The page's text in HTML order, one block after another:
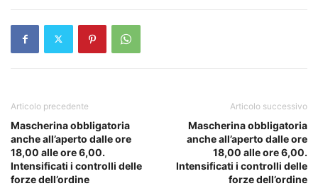
Articolo precedente
Mascherina obbligatoria
anche all’aperto dalle ore
18,00 alle ore 6,00.
Intensificati i controlli delle
forze dell’ordine
Articolo successivo
Mascherina obbligatoria
anche all’aperto dalle ore
18,00 alle ore 6,00.
Intensificati i controlli delle
forze dell’ordine